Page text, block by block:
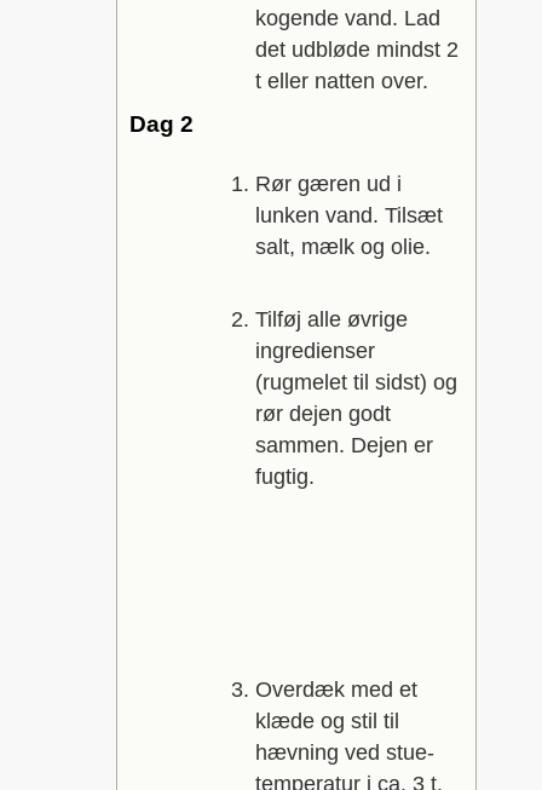
kogende vand. Lad
det udbløde mindst 2
t eller natten over.
Dag 2
Rør gæren ud i
lunken vand. Tilsæt
salt, mælk og olie.
Tilføj alle øvrige
ingredienser
(rugmelet til sidst) og
rør dejen godt
sammen. Dejen er
fugtig.
Overdæk med et
klæde og stil til
hævning ved stue-
temperatur i ca. 3 t.